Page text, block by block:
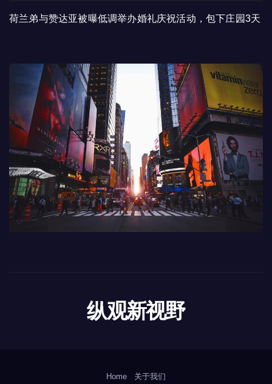
荷兰弟与赞达亚被曝低调举办婚礼庆祝活动，包下庄园3天
纵观新视野
Home 关于我们